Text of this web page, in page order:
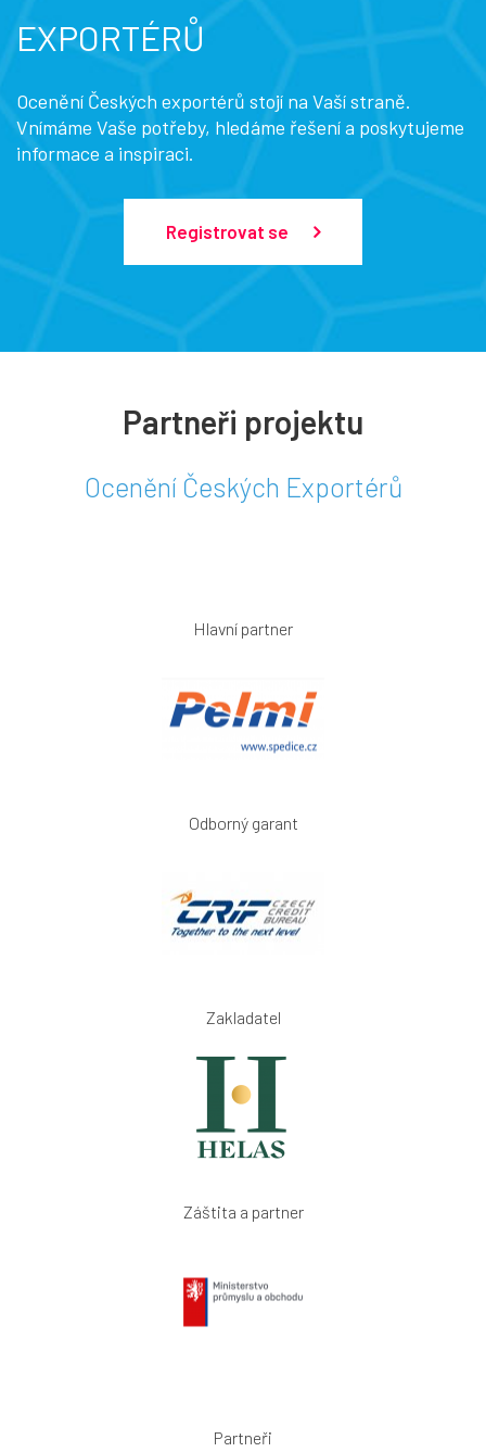
EXPORTÉRŮ
Ocenění Českých exportérů stojí na Vaší straně.
Vnímáme Vaše potřeby, hledáme řešení a poskytujeme
informace a inspiraci.
Registrovat se
Partneři projektu
Ocenění Českých Exportérů
Hlavní partner
Odborný garant
Zakladatel
Záštita a partner
Partneři